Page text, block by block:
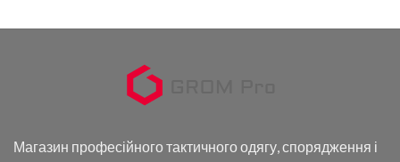
Магазин професійного тактичного одягу, спорядження і